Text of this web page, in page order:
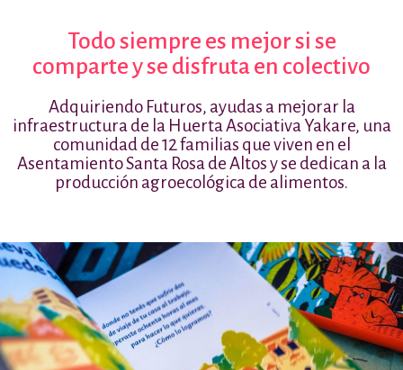
contactoTodo siempre es mejor si se
comparte y se disfruta en colectivo
Adquiriendo Futuros, ayudas a mejorar la
infraestructura de la Huerta Asociativa Yakare, una
comunidad de 12 familias que viven en el
Asentamiento Santa Rosa de Altos y se dedican a la
producción agroecológica de alimentos.